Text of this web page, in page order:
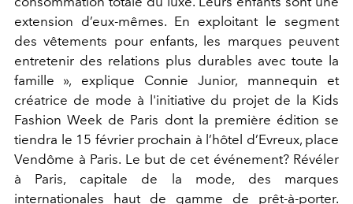
extension d’eux-mêmes. En exploitant le segment
des vêtements pour enfants, les marques peuvent
entretenir des relations plus durables avec toute la
famille », explique Connie Junior, mannequin et
créatrice de mode à l'initiative du projet de la Kids
Fashion Week de Paris dont la première édition se
tiendra le 15 février prochain à l’hôtel d’Evreux, place
Vendôme à Paris. Le but de cet événement? Révéler
à Paris, capitale de la mode, des marques
internationales haut de gamme de prêt-à-porter.